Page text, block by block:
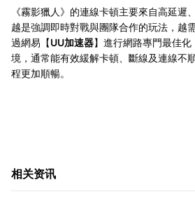
《霧影獵人》的連線卡頓主要來自高延遲
越是強調即時對戰與團隊合作的玩法，越
過網易【UU加速器】進行網路專門最佳
境，通常能有效緩解卡頓、斷線及連線不
程更加順暢。
相关资讯